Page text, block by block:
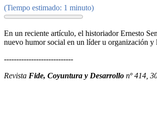
(Tiempo estimado: 1 minuto)
En un reciente artículo, el historiador Ernesto
nuevo humor social en un líder u organización y
----------------------------
Revista Fide, Coyuntura y Desarrollo nº 414,